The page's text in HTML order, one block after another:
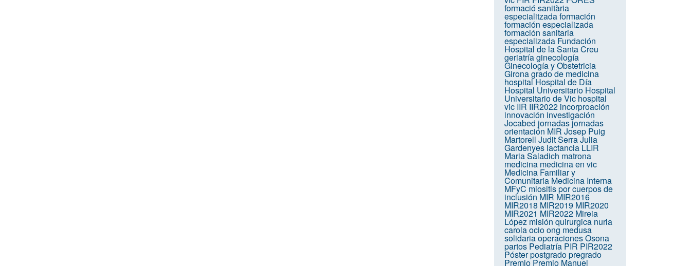
formació sanitària
especialitzadaformación
formación especializada
formación sanitaria
especializada Fundación
Hospital de la Santa Creu
geriatríaginecología
Ginecología y Obstetricia
Gironagrado de medicina
hospital Hospital de Día
Hospital Universitario Hospital
Universitario de Vic hospital
vic IIR IIR2022 incorproación
innovación investigación
Jocabed jornadasjornadas
orientación MIR Josep Puig
Martorell Judit SerraJulia
Gardenyes lactancia LLIR
Maria Saladich matrona
medicina medicina en vic
Medicina Familiar y
Comunitaria Medicina Interna
MFyC miositis por cuerpos de
inclusión MIR MIR2016
MIR2018 MIR2019 MIR2020
MIR2021 MIR2022 Mireia
López misión quirurgica nuria
carolaocioong medusa
solidariaoperacionesOsona
partos Pediatría PIR PIR2022
Pósterpostgradopregrado
Premio Premio Manuel